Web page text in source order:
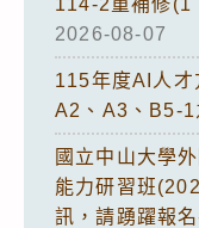
2026-08-07
115年度AI人才
A2、A3、B5-1
國立中山大學
能力研習班
訊，請踴躍報名